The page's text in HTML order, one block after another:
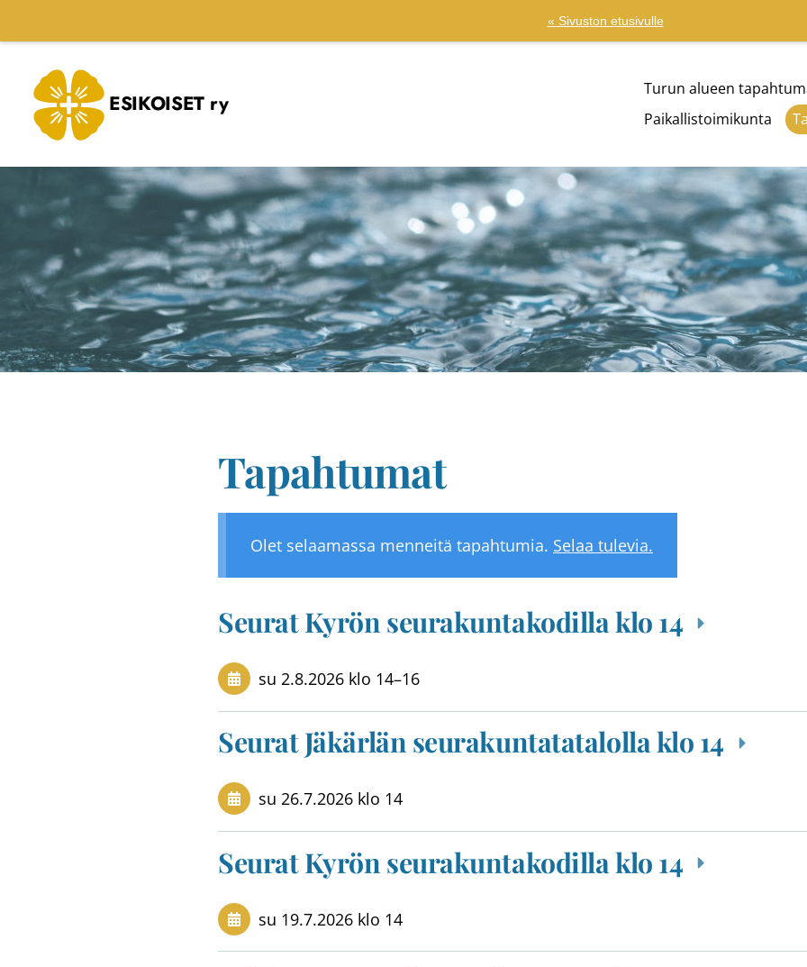
sivun
sisältöön
« Sivuston etusivulle
ESIKOISET ry
Turun alueen
Paikallistoimikunta
Tapahtumat
Olet selaamassa menneitä tapahtumia. Selaa tulevia.
Seurat Kyrön seurakuntakodilla klo 14
su 2.8.2026 klo 14–16
Seurat Jäkärlän seurakuntatatalolla klo 14
su 26.7.2026 klo 14
Seurat Kyrön seurakuntakodilla klo 14
su 19.7.2026 klo 14